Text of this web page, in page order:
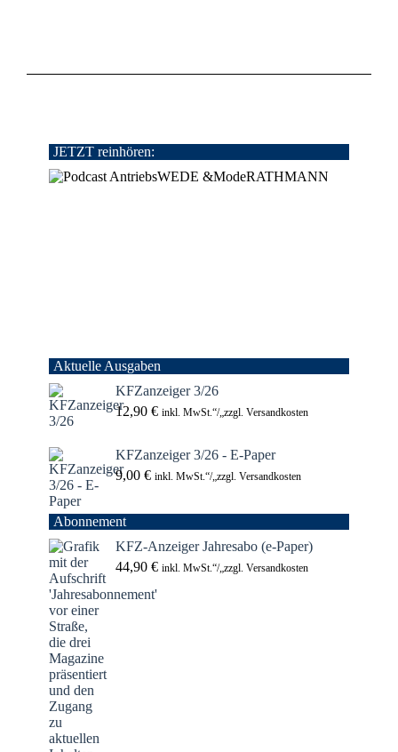
JETZT reinhören:
Aktuelle Ausgaben
KFZanzeiger 3/26
12,90 € inkl. MwSt.“/„zzgl. Versandkosten
KFZanzeiger 3/26 - E-Paper
9,00 € inkl. MwSt.“/„zzgl. Versandkosten
Abonnement
KFZ-Anzeiger Jahresabo (e-Paper)
44,90 € inkl. MwSt.“/„zzgl. Versandkosten